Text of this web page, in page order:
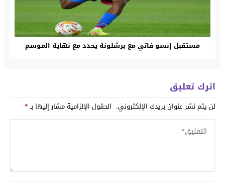
مستقبل إنسو فاتي مع برشلونة يحدد مع نهاية الموسم
اترك تعليق
لن يتم نشر عنوان بريدك الإلكتروني. الحقول الإلزامية مشار إليها بـ*